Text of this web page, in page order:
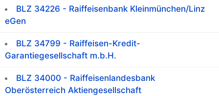
BLZ 34226 - Raiffeisenbank Kleinmünchen/Linz
eGen
BLZ 34799 - Raiffeisen-Kredit-
Garantiegesellschaft m.b.H.
BLZ 34000 - Raiffeisenlandesbank
Oberösterreich Aktiengesellschaft